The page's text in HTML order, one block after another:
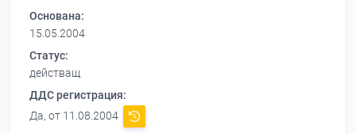
Основана:
15.05.2004
Статус:
действащ
ДДС регистрация:
Да, от 11.08.2004